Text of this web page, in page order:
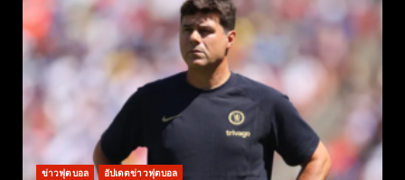
ข่าวฟุตบอล อัปเดตข่าวฟุตบอล